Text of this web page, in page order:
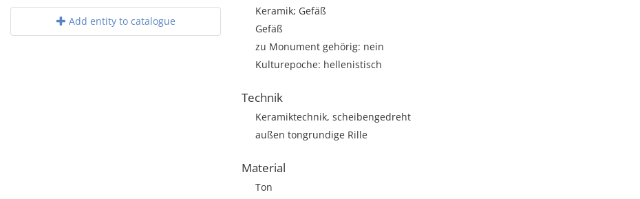
Add entity to catalogue
Keramik; Gefäß
Gefäß
zu Monument gehörig: nein
Kulturepoche: hellenistisch
Technik
Keramiktechnik, scheibengedreht
außen tongrundige Rille
Material
Ton